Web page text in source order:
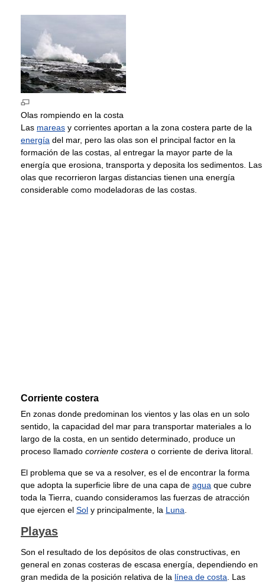
Olas rompiendo en la costa
Las mareas y corrientes aportan a la zona costera parte de la
energía del mar, pero las olas son el principal factor en la
formación de las costas, al entregar la mayor parte de la
energía que erosiona, transporta y deposita los sedimentos. Las
olas que recorrieron largas distancias tienen una energía
considerable como modeladoras de las costas.
Corriente costera
En zonas donde predominan los vientos y las olas en un solo
sentido, la capacidad del mar para transportar materiales a lo
largo de la costa, en un sentido determinado, produce un
proceso llamado corriente costera o corriente de deriva litoral.
El problema que se va a resolver, es el de encontrar la forma
que adopta la superficie libre de una capa de agua que cubre
toda la Tierra, cuando consideramos las fuerzas de atracción
que ejercen el Sol y principalmente, la Luna
Playas
Son el resultado de los depósitos de olas constructivas, en
general en zonas costeras de escasa energía, dependiendo en
gran medida de la posición relativa de la línea de costa . Las